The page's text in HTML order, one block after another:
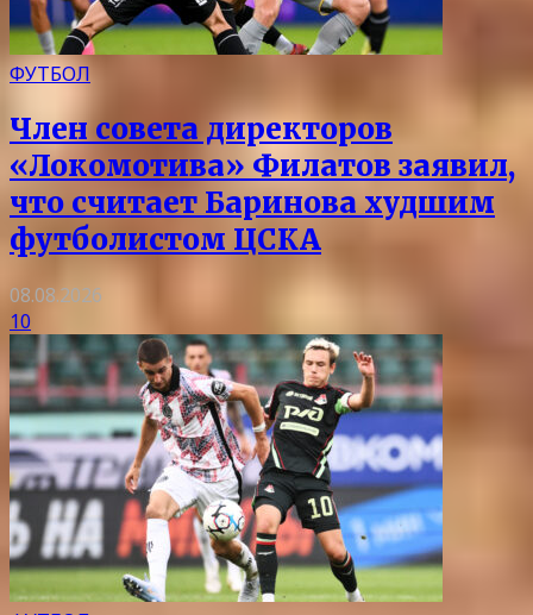
ФУТБОЛ
Член совета директоров
«Локомотива» Филатов заявил,
что считает Баринова худшим
футболистом ЦСКА
08.08.2026
10